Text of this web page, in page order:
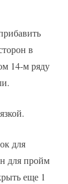
в
14-м ряду
для
для пройм
еще 1